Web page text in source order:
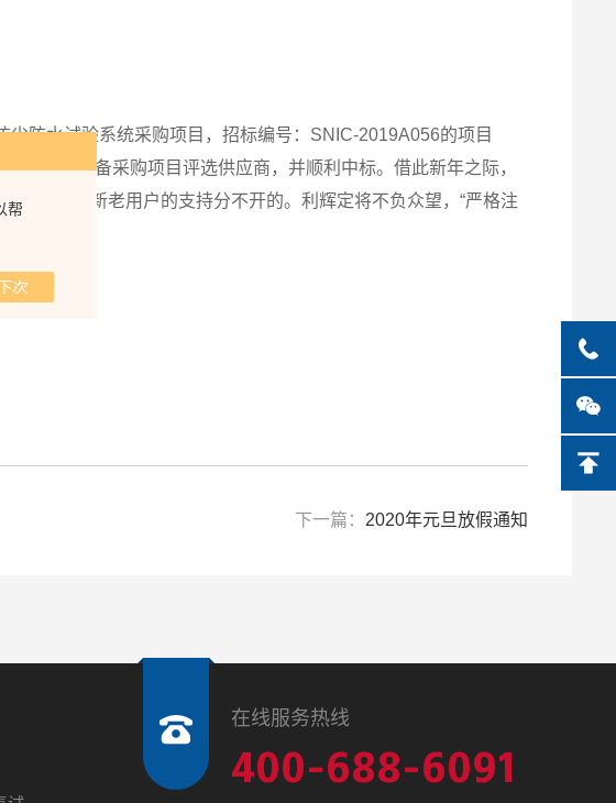
帮
防水试验系统采购项目，招标编号：SNIC-2019A056的项目
院试验设备采购项目评选供应商，并顺利中标。借此新年之际，
绩跟广大新老用户的支持分不开的。利辉定将不负众望，“严格注
下一篇： 2020年元旦放假通知
在线服务热线
400-688-6091